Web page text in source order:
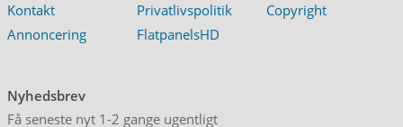
Kontakt
Privatlivspolitik
Copyright
Annoncering
FlatpanelsHD
Nyhedsbrev
Få seneste nyt 1-2 gange ugentligt